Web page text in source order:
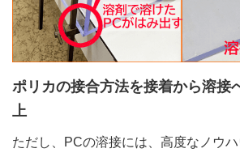
ポリカの接合方法を接着から溶接
上
ただし、PCの溶接には、高度なノウ